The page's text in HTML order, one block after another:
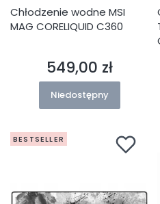
Chłodzenie wodne MSI
MAG CORELIQUID C360
Cena
549,00 zł
Niedostępny
BESTSELLER